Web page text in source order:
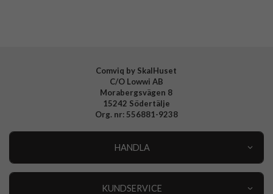
Comviq by SkalHuset
C/O Lowwi AB
Morabergsvägen 8
15242 Södertälje
Org. nr: 556881-9238
HANDLA
KUNDSERVICE